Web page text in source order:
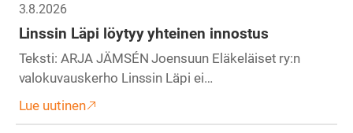
3.8.2026
Linssin Läpi löytyy yhteinen innostus
Teksti: ARJA JÄMSÉN Joensuun Eläkeläiset ry:n
valokuvauskerho Linssin Läpi ei…
Lue uutinen